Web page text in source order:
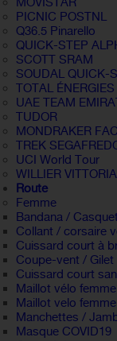
PICNIC POSTNL
Q36.5 Pinarello
QUICK-STEP
SCOTT SRAM
SOUDAL QUICK-
TOTAL ÉNERGIES
UAE TEAM
TUDOR
MONDRAKER
TREK
UCI World Tour
WILLIER VITTORIA
Route
Femme
Bandana /
Collant / corsaire
Cuissard court à
Coupe-vent / Gilet
Cuissard court
Maillot vélo
Maillot velo
Manchettes /
Masque COVID19